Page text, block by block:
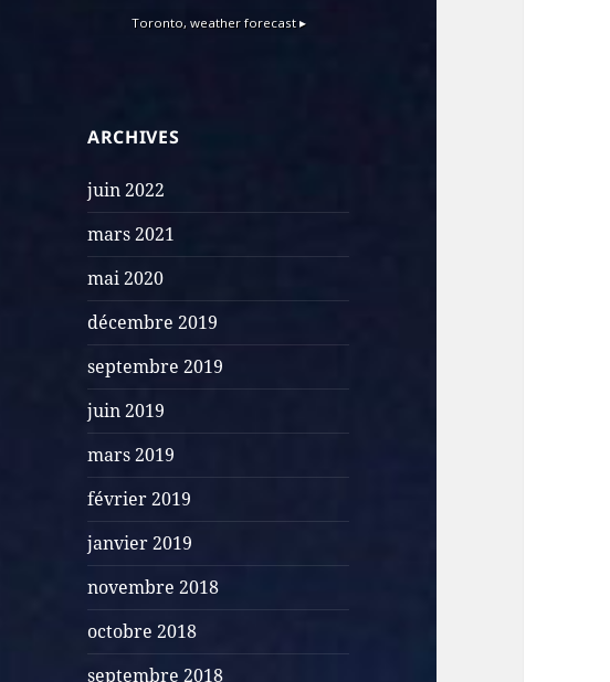
Toronto,weather forecast ▸
ARCHIVES
juin 2022
mars 2021
mai 2020
décembre 2019
septembre 2019
juin 2019
mars 2019
février 2019
janvier 2019
novembre 2018
octobre 2018
septembre 2018